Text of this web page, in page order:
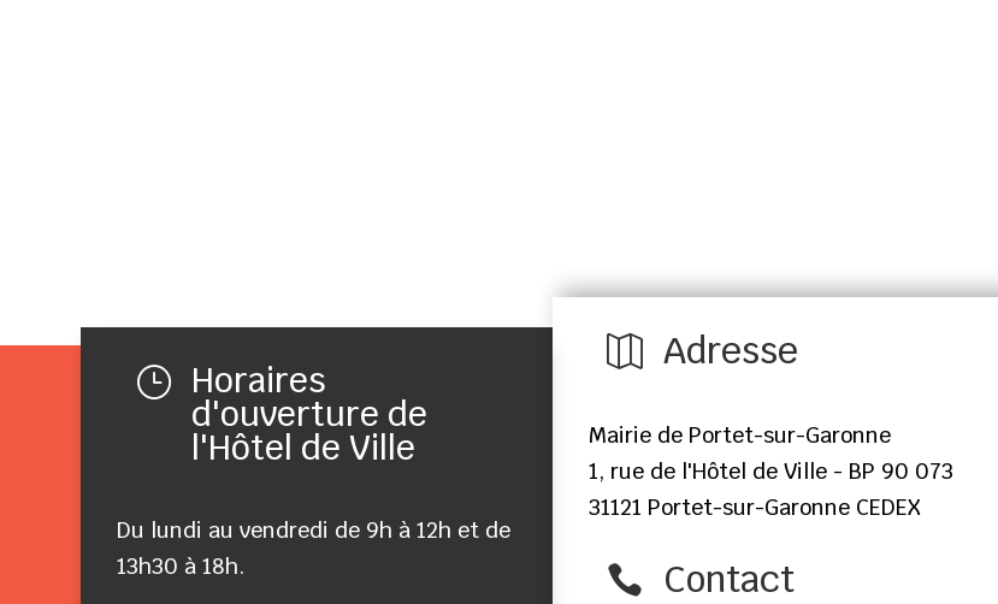
} Horaires
d'ouverture de
l'Hôtel de Ville
Du lundi au vendredi de 9h à 12h et de
13h30 à 18h.
 Adresse
Mairie de Portet-sur-Garonne
1, rue de l'Hôtel de Ville - BP 90 073
31121 Portet-sur-Garonne CEDEX
 Contact